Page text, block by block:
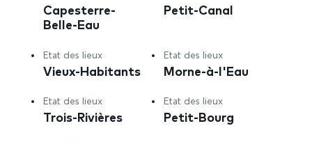
Capesterre-
Belle-Eau
Petit-Canal
Etat des lieux
Vieux-Habitants
Etat des lieux
Morne-à-l'Eau
Etat des lieux
Trois-Rivières
Etat des lieux
Petit-Bourg